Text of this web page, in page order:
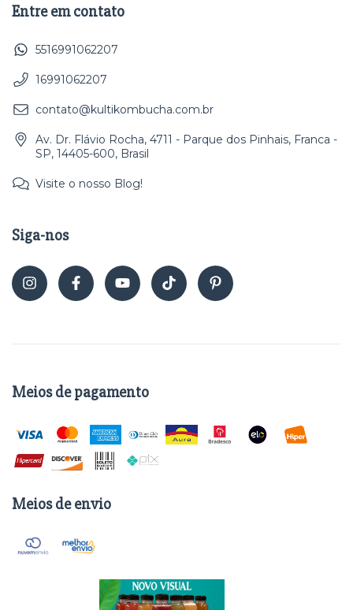
Entre em contato
5516991062207
16991062207
contato@kultikombucha.com.br
Av. Dr. Flávio Rocha, 4711 - Parque dos Pinhais, Franca -
SP, 14405-600, Brasil
Visite o nosso Blog!
Siga-nos
Meios de pagamento
Meios de envio